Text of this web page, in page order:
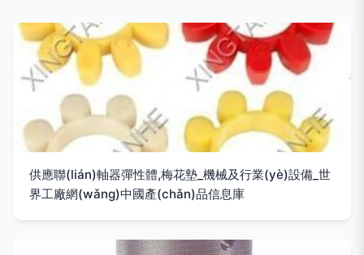
供應聯(lián)軸器彈性體,梅花墊_機械及行業(yè)設備_世
界工廠網(wǎng)中國產(chǎn)品信息庫